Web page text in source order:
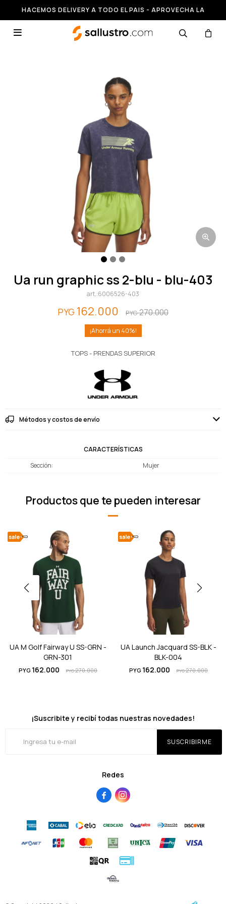
HACEMOS DELIVERY A TODO EL PAIS - APROVECHA LA
RUNNING HASTA 50% OFF

ua run graphic ss 2-blu - blu-403
6006526-403
PYG 162.000 PYG270.000
40
TOPS - PRENDAS SUPERIOR
Métodos y costos de envío
CARACTERÍSTICAS
Sección
Mujer
Productos que te pueden interesar
UA M Golf Fairway U SS-GRN -
GRN-301
PYG 162.000 PYG270.000
UA Launch Jacquard SS-BLK -
BLK-004
PYG 162.000 PYG270.000
Redes
 
¡Suscribite y recibí todas nuestras novedades!
SUSCRIBIRME